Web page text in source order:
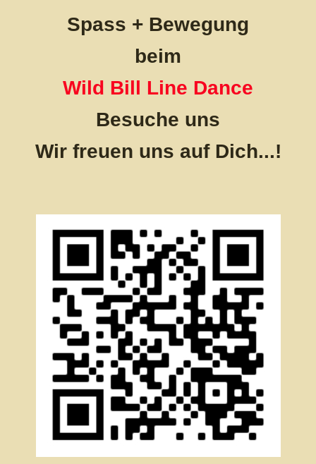
Spass + Bewegung
beim
Wild Bill Line Dance
Besuche uns
Wir freuen uns auf Dich...!